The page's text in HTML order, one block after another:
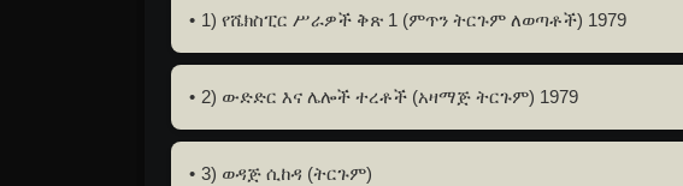
1) የሼክስፒር ሥራዎች ቅጽ 1 (ምጥን ትርጉም ለወጣቶች) 1979
2) ውድድር እና ሌሎች ተረቶች (አዛማጅ ትርጉም) 1979
3) ወዳጅ ሲከዳ (ትርጉም)